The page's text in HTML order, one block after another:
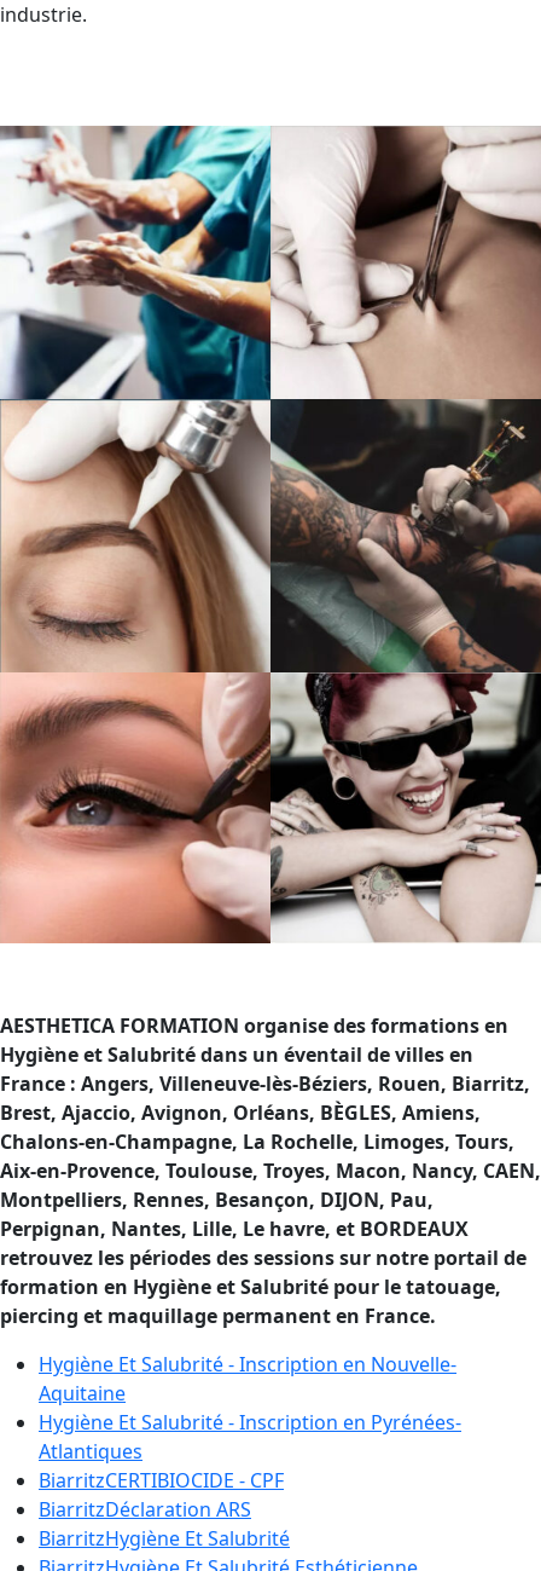
industrie.
AESTHETICA FORMATION organise des formations en
Hygiène et Salubrité dans un éventail de villes en
France : Angers, Villeneuve-lès-Béziers, Rouen, Biarritz,
Brest, Ajaccio, Avignon, Orléans, BÈGLES, Amiens,
Chalons-en-Champagne, La Rochelle, Limoges, Tours,
Aix-en-Provence, Toulouse, Troyes, Macon, Nancy, CAEN,
Montpelliers, Rennes, Besançon, DIJON, Pau,
Perpignan, Nantes, Lille, Le havre, et BORDEAUX
retrouvez les périodes des sessions sur notre portail de
formation en Hygiène et Salubrité pour le tatouage,
piercing et maquillage permanent en France.
Hygiène Et Salubrité - Inscription en Nouvelle-
Aquitaine
Hygiène Et Salubrité - Inscription en Pyrénées-
Atlantiques
BiarritzCERTIBIOCIDE - CPF
BiarritzDéclaration ARS
BiarritzHygiène Et Salubrité